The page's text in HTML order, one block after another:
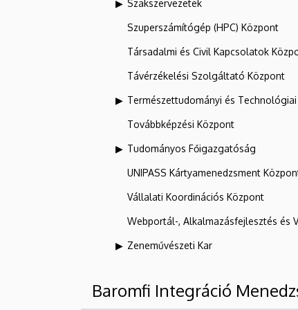
Szakszervezetek
Szuperszámítógép (HPC) Központ
Társadalmi és Civil Kapcsolatok
Távérzékelési Szolgáltató Központ
Természettudományi és Technológiai
Továbbképzési Központ
Tudományos Főigazgatóság
UNIPASS Kártyamenedzsment
Vállalati Koordinációs Központ
Webportál-, Alkalmazásfejlesztés és
Zeneművészeti Kar
Baromfi Integráció